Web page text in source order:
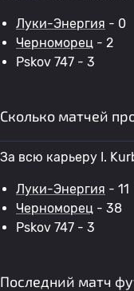
Луки-Энергия - 0
Черноморец - 2
Pskov 747 - 3
Сколько матчей
За всю карьеру I.
Луки-Энергия - 11
Черноморец - 38
Pskov 747 - 3
Последний матч